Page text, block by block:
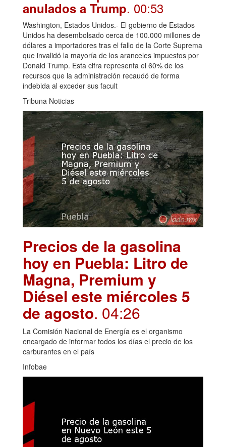
anulados a Trump. 00:53
Washington, Estados Unidos.- El gobierno de Estados
Unidos ha desembolsado cerca de 100.000 millones de
dólares a importadores tras el fallo de la Corte Suprema
que invalidó la mayoría de los aranceles impuestos por
Donald Trump. Esta cifra representa el 60% de los
recursos que la administración recaudó de forma
indebida al exceder sus facult
Tribuna Noticias
Precios de la gasolina
hoy en Puebla: Litro de
Magna, Premium y
Diésel este miércoles 5
de agosto. 04:26
La Comisión Nacional de Energía es el organismo
encargado de informar todos los días el precio de los
carburantes en el país
Infobae